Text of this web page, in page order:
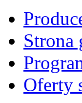
Strona
Oferty